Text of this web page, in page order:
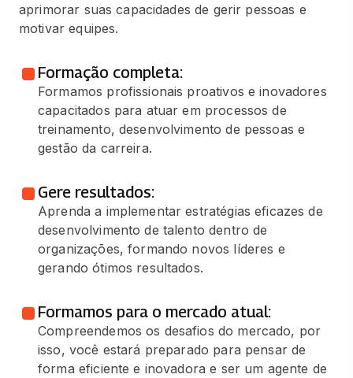
aprimorar suas capacidades de gerir pessoas e
motivar equipes.
Formação completa:
Formamos profissionais proativos e inovadores
capacitados para atuar em processos de
treinamento, desenvolvimento de pessoas e
gestão da carreira.
Gere resultados:
Aprenda a implementar estratégias eficazes de
desenvolvimento de talento dentro de
organizações, formando novos líderes e
gerando ótimos resultados.
Formamos para o mercado atual:
Compreendemos os desafios do mercado, por
isso, você estará preparado para pensar de
forma eficiente e inovadora e ser um agente de